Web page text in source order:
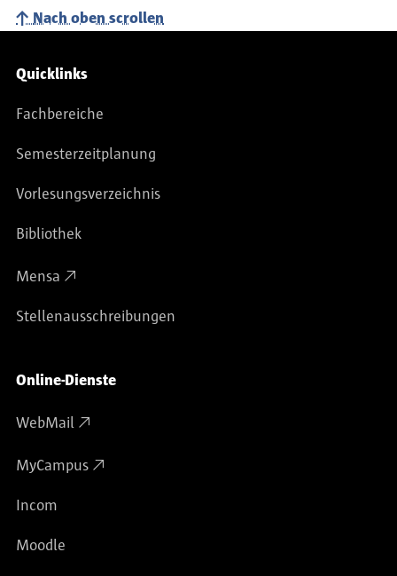
Nach oben scrollen
Service-Navigation
Quicklinks
Fachbereiche
Semesterzeitplanung
Vorlesungsverzeichnis
Bibliothek
Mensa
Stellenausschreibungen
Online-Dienste
WebMail
MyCampus
Incom
Moodle